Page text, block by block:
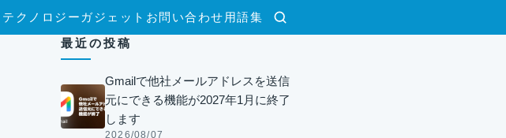
検索
テクノロジー ガジェット お問い合わせ 用語集
最近の投稿
Gmailで他社メールアドレスを送信
元にできる機能が2027年1月に終了
します
2026/08/07